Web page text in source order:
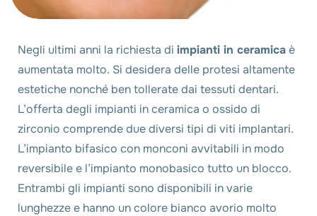
Negli ultimi anni la richiesta di impianti in ceramicaè
aumentata molto. Si desidera delle protesi altamente
estetiche nonché ben tollerate dai tessuti dentari.
L’offerta degli impianti in ceramica o ossido di
zirconio comprende due diversi tipi di viti implantari.
L’impianto bifasico con monconi avvitabili in modo
reversibile e l’impianto monobasico tutto un blocco.
Entrambi gli impianti sono disponibili in varie
lunghezze e hanno un colore bianco avorio molto